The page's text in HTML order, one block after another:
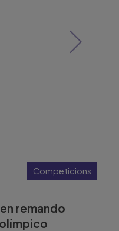
Competicions
remando